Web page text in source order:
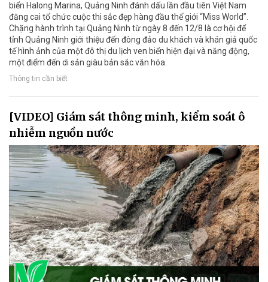
biển Halong Marina, Quảng Ninh đánh dấu lần đầu tiên Việt Nam
đăng cai tổ chức cuộc thi sắc đẹp hàng đầu thế giới “Miss World”.
Chặng hành trình tại Quảng Ninh từ ngày 8 đến 12/8 là cơ hội để
tỉnh Quảng Ninh giới thiệu đến đông đảo du khách và khán giả quốc
tế hình ảnh của một đô thị du lịch ven biển hiện đại và năng động,
một điểm đến di sản giàu bản sắc văn hóa.
Thông tin cần biết
[VIDEO] Giám sát thông minh, kiểm soát ô
nhiễm nguồn nước